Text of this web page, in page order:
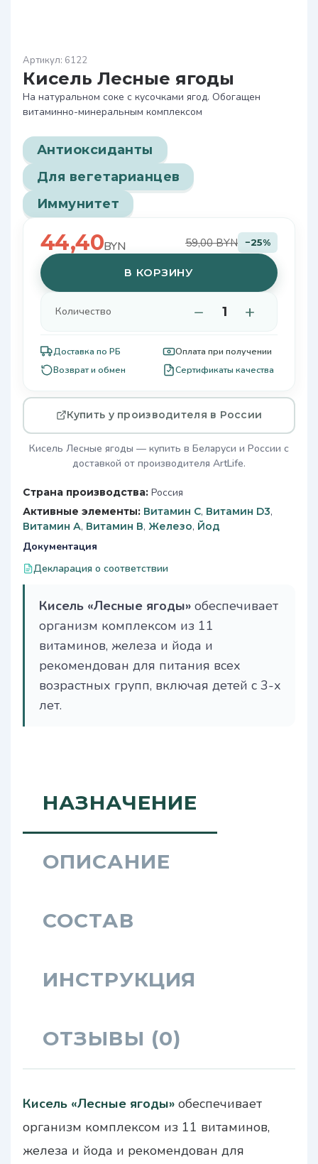
Кисель Лесные ягоды
На натуральном соке с кусочками ягод. Обогащен
витаминно-минеральным комплексом
6122
Страна производства: Россия
Активные элементы: Витамин C, Витамин D3,
Витамин А, Витамин В, Железо, Йод
Документация
Декларация о соответствии
Антиоксиданты
Для вегетарианцев
Иммунитет
Кисель «Лесные ягоды» обеспечивает
организм комплексом из 11
витаминов, железа и йода и
рекомендован для питания всех
возрастных групп, включая детей с 3-х
лет.
44,40BYN 59,00 BYN −25%
В КОРЗИНУ
Количество − +
Доставка по РБ
Оплата при получении
Возврат и обмен
Сертификаты качества
Купить у производителя в России
Кисель Лесные ягоды — купить в Беларуси и России с
доставкой от производителя ArtLife.
НАЗНАЧЕНИЕ
ОПИСАНИЕ
СОСТАВ
ИНСТРУКЦИЯ
ОТЗЫВЫ (0)
Кисель «Лесные ягоды» обеспечивает
организм комплексом из 11 витаминов,
железа и йода и рекомендован для